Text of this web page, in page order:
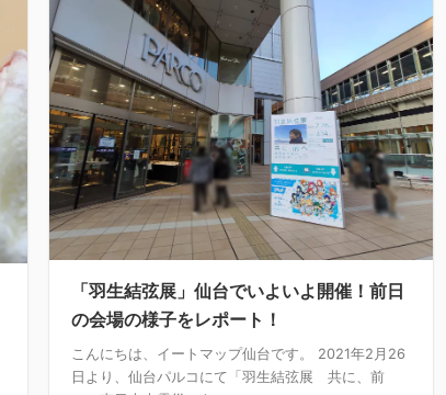
「羽生結弦展」仙台でいよいよ開催！前日
の会場の様子をレポート！
こんにちは、イートマップ仙台です。 2021年2月26
日より、仙台パルコにて「羽生結弦展 共に、前